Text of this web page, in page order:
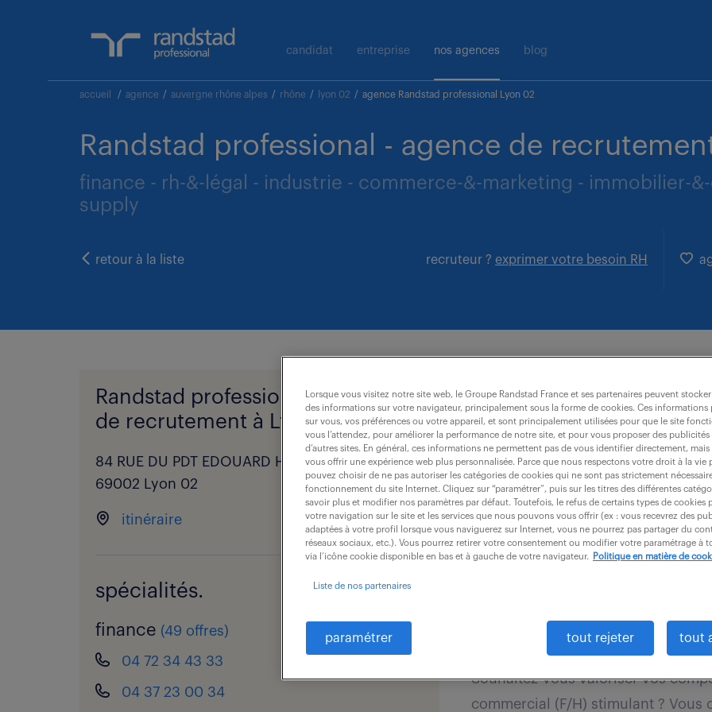
candidat entreprise nos agences blog
accueil / agence / auvergne rhône alpes / rhône / lyon 02 / agence Randstad professional Lyon 02
Randstad professional - agence de
finance - rh-&-légal - industrie - commerce-&-marketing - immobilier-
supply
recruteur ? exprimer votre besoin RH
retour à la liste
Randstad professional - agence
de recrutement à Lyon 02.
84 RUE DU PDT EDOUARD HERRIOT,
69002 Lyon 02
itinéraire
spécialités.
finance (49 offres)
04 72 34 43 33
04 37 23 00 34
dernières offres -
recevoir les offres par mail
ASSISTANT COMMERCIAL
Genay (69) intérim
Souhaitez-vous valoriser vos
commercial (F/H) stimulant ?
Lorsque vous visitez notre site web, le Groupe Randstad France et ses partenaires peuvent
des informations sur votre navigateur, principalement sous la forme de cookies. Ces informations
sur vous, vos préférences ou votre appareil, et sont principalement utilisées pour que le site
vous l’attendez, pour améliorer la performance de notre site, et pour vous proposer des publicités
d’autres sites. En général, ces informations ne permettent pas de vous identifier directement,
vous offrir une expérience web plus personnalisée. Parce que nous respectons votre droit à la vie
pouvez choisir de ne pas autoriser les catégories de cookies qui ne sont pas strictement
fonctionnement du site Internet. Cliquez sur “paramétrer”, puis sur les titres des différentes
savoir plus et modifier nos paramètres par défaut. Toutefois, le refus de certains types de cookies
votre navigation sur le site et les services que nous pouvons vous offrir (ex : vous recevrez des
adaptées à votre profil lorsque vous naviguerez sur Internet, vous ne pourrez pas partager du
réseaux sociaux, etc.). Vous pourrez retirer votre consentement ou modifier votre paramétrage à
via l’icône cookie disponible en bas et à gauche de votre navigateur.
Politique en matière de
Liste de nos partenaires
paramétrer tout rejeter tout